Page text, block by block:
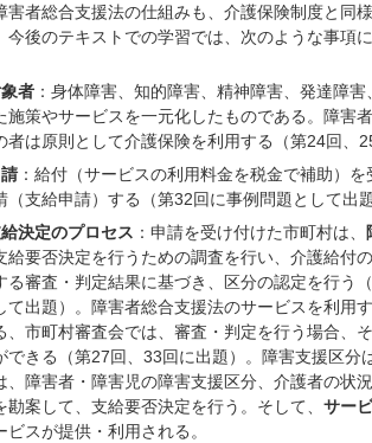
者総合支援法の仕組みも、介護保険制度と同
今後のテキストでの学習では、次のような事項
者：身体障害、知的障害、精神障害、発達障
施策やサービスを一元化したものである。障害
者は原則として介護保険を利用する（第24回、
：給付（サービスの利用料金を税金で補助）
（支給申請）する（第32回に事例問題として出題
決定のプロセス ：申請を受け付けた市町村は、
給要否決定を行うための調査を行い、介護給付
る審査・判定結果に基づき、区分の認定を行う
て出題）。障害者総合支援法のサービスを利用
、市町村審査会では、審査・判定を行う場合、
できる（第27回、33回に出題）。障害支援区分
、障害者・障害児の障害支援区分、介護者の状
勘案して、支給要否決定を行う。そして、 サー
ビスが提供・利用される。